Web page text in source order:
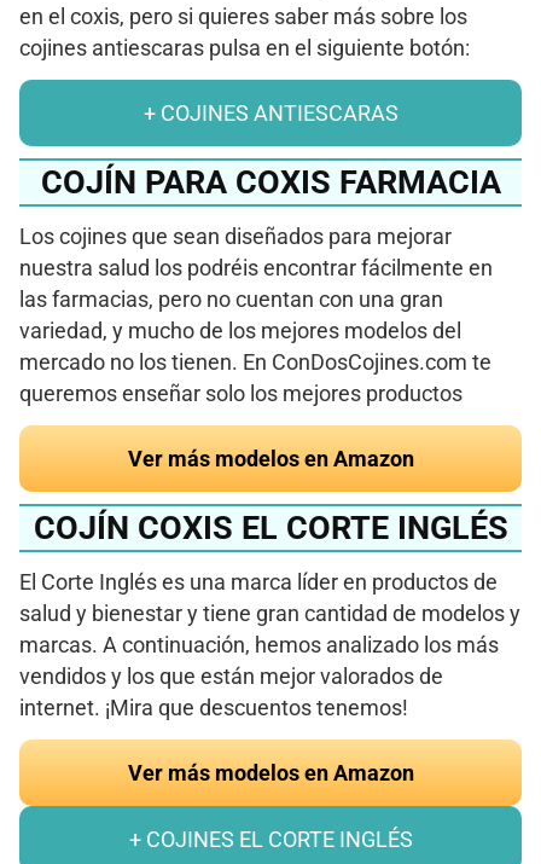
en el coxis, pero si quieres saber más sobre los
cojines antiescaras pulsa en el siguiente botón:
+ COJINES ANTIESCARAS
COJÍN PARA COXIS FARMACIA
Los cojines que sean diseñados para mejorar
nuestra salud los podréis encontrar fácilmente en
las farmacias, pero no cuentan con una gran
variedad, y mucho de los mejores modelos del
mercado no los tienen. En ConDosCojines.com te
queremos enseñar solo los mejores productos
Ver más modelos en Amazon
COJÍN COXIS EL CORTE INGLÉS
El Corte Inglés es una marca líder en productos de
salud y bienestar y tiene gran cantidad de modelos y
marcas. A continuación, hemos analizado los más
vendidos y los que están mejor valorados de
internet. ¡Mira que descuentos tenemos!
Ver más modelos en Amazon
+ COJINES EL CORTE INGLÉS